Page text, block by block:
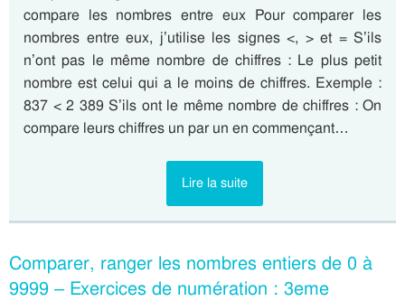
compare les nombres entre eux Pour comparer les
nombres entre eux, j’utilise les signes <, > et = S’ils
n’ont pas le même nombre de chiffres : Le plus petit
nombre est celui qui a le moins de chiffres. Exemple :
837 < 2 389 S’ils ont le même nombre de chiffres : On
compare leurs chiffres un par un en commençant…
Lire la suite
Comparer, ranger les nombres entiers de 0 à
9999 – Exercices de numération : 3eme